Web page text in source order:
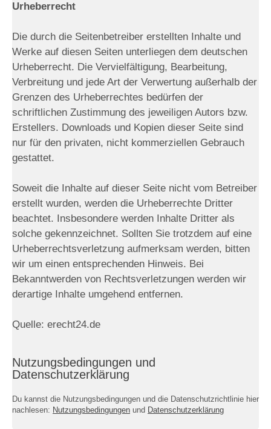
Urheberrecht
Die durch die Seitenbetreiber erstellten Inhalte und
Werke auf diesen Seiten unterliegen dem deutschen
Urheberrecht. Die Vervielfältigung, Bearbeitung,
Verbreitung und jede Art der Verwertung außerhalb der
Grenzen des Urheberrechtes bedürfen der
schriftlichen Zustimmung des jeweiligen Autors bzw.
Erstellers. Downloads und Kopien dieser Seite sind
nur für den privaten, nicht kommerziellen Gebrauch
gestattet.
Soweit die Inhalte auf dieser Seite nicht vom Betreiber
erstellt wurden, werden die Urheberrechte Dritter
beachtet. Insbesondere werden Inhalte Dritter als
solche gekennzeichnet. Sollten Sie trotzdem auf eine
Urheberrechtsverletzung aufmerksam werden, bitten
wir um einen entsprechenden Hinweis. Bei
Bekanntwerden von Rechtsverletzungen werden wir
derartige Inhalte umgehend entfernen.
Quelle: erecht24.de
Nutzungsbedingungen und
Datenschutzerklärung
Du kannst die Nutzungsbedingungen und die Datenschutzrichtlinie hier
nachlesen: Nutzungsbedingungen und Datenschutzerklärung